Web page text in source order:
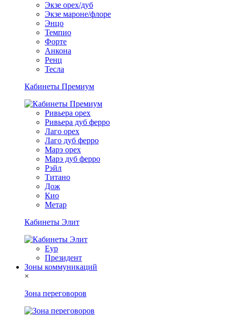
Экзе орех/дуб
Экзе мароне/флоре
Энцо
Темпио
Форте
Анкона
Ренц
Тесла
Кабинеты Премиум
Ривьера орех
Ривьера дуб ферро
Лаго орех
Лаго дуб ферро
Марэ орех
Марэ дуб ферро
Рэйл
Титано
Дож
Кио
Метар
Кабинеты Элит
Еур
Президент
Зоны коммуникаций
×
Зона переговоров